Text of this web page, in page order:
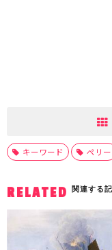
キーワード ペリー
RELATED 関連する